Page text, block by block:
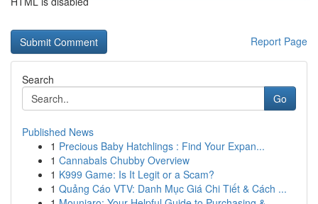
Report Page
Search
Go
Published News
1 Precious Baby Hatchlings : Find Your Expan...
1 Cannabals Chubby Overview
1 K999 Game: Is It Legit or a Scam?
1 Quảng Cáo VTV: Danh Mục Giá Chi Tiết & Cách ...